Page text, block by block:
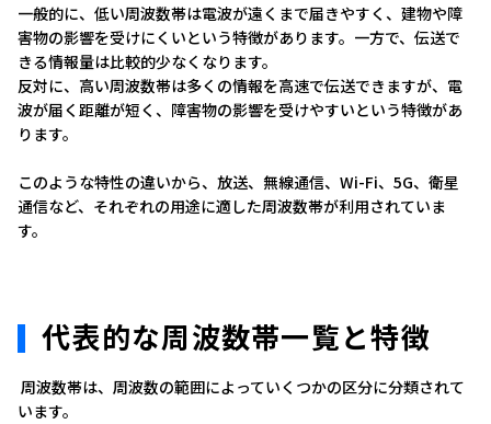
一般的に、低い周波数帯は電波が遠くまで届きやすく、建物や障
害物の影響を受けにくいという特徴があります。一方で、伝送で
きる情報量は比較的少なくなります。
反対に、高い周波数帯は多くの情報を高速で伝送できますが、電
波が届く距離が短く、障害物の影響を受けやすいという特徴があ
ります。
このような特性の違いから、放送、無線通信、Wi-Fi、5G、衛星
通信など、それぞれの用途に適した周波数帯が利用されていま
す。
代表的な周波数帯一覧と特徴
周波数帯は、周波数の範囲によっていくつかの区分に分類されて
います。